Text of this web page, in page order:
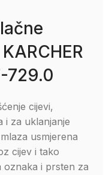
729.0
cijevi,
i za uklanjanje
usmjerena
cijev i tako
oznaka i prsten za